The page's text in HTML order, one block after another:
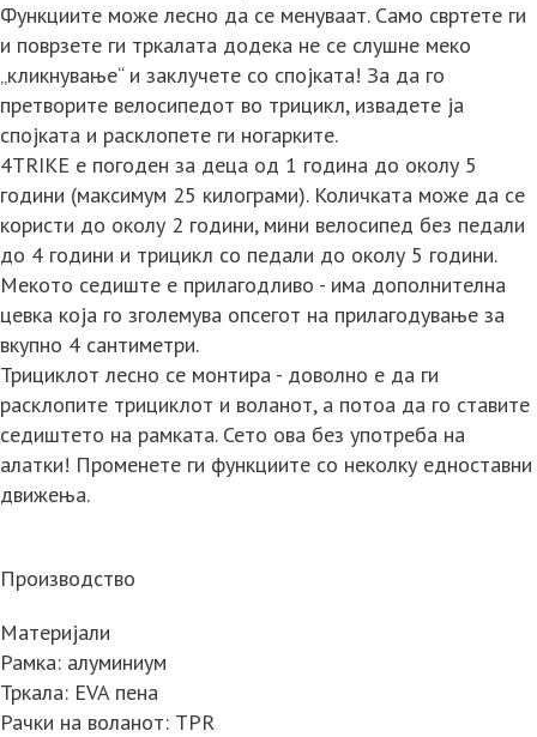
Функциите може лесно да се менуваат. Само свртете ги
и поврзете ги тркалата додека не се слушне меко
„кликнување“ и заклучете со спојката! За да го
претворите велосипедот во трицикл, извадете ја
спојката и расклопете ги ногарките.
4TRIKE е погоден за деца од 1 година до околу 5
години (максимум 25 килограми). Количката може да се
користи до околу 2 години, мини велосипед без педали
до 4 години и трицикл со педали до околу 5 години.
Мекото седиште е прилагодливо - има дополнителна
цевка која го зголемува опсегот на прилагодување за
вкупно 4 сантиметри.
Трициклот лесно се монтира - доволно е да ги
расклопите трициклот и воланот, а потоа да го ставите
седиштето на рамката. Сето ова без употреба на
алатки! Променете ги функциите со неколку едноставни
движења.
Производство
Материјали
Рамка: алуминиум
Тркала: EVA пена
Рачки на воланот: TPR